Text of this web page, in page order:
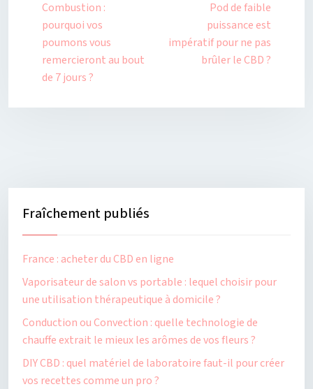
Combustion :
pourquoi vos
poumons vous
remercieront au bout
de 7 jours ?
Pod de faible
puissance est
impératif pour ne pas
brûler le CBD ?
Fraîchement publiés
France : acheter du CBD en ligne
Vaporisateur de salon vs portable : lequel choisir pour
une utilisation thérapeutique à domicile ?
Conduction ou Convection : quelle technologie de
chauffe extrait le mieux les arômes de vos fleurs ?
DIY CBD : quel matériel de laboratoire faut-il pour créer
vos recettes comme un pro ?